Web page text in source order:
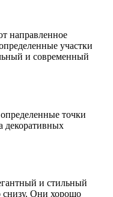
направленное
участки
и современный
точки
декоративных
и стильный
снизу. Они хорошо